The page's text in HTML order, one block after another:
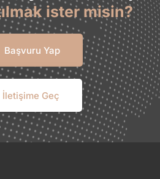
ister misin?
Başvuru Yap
İletişime Geç